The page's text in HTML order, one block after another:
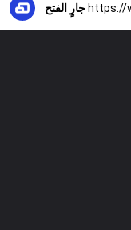
جارٍ الفتح